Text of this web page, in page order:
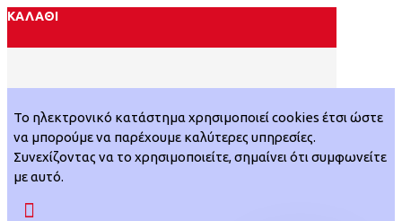
ΚΑΛΆΘΙ
Το ηλεκτρονικό κατάστημα χρησιμοποιεί cookies έτσι ώστε
να μπορούμε να παρέχουμε καλύτερες υπηρεσίες.
Συνεχίζοντας να το χρησιμοποιείτε, σημαίνει ότι συμφωνείτε
με αυτό.